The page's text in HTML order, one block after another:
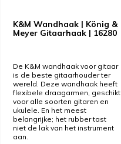
K&M Wandhaak | König &
Meyer Gitaarhaak | 16280
De K&M wandhaak voor gitaar
is de beste gitaarhouder ter
wereld. Deze wandhaak heeft
flexibele draagarmen, geschikt
voor alle soorten gitaren en
ukulele. En het meest
belangrijke; het rubber tast
niet de lak van het instrument
aan.